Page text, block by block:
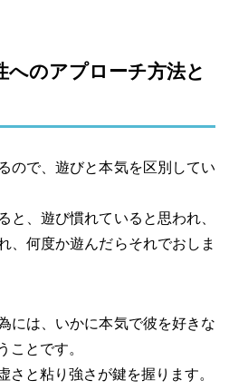
へのアプローチ方法と
ので、遊びと本気を区別してい
と、遊び慣れていると思われ、
、何度か遊んだらそれでおしま
には、いかに本気で彼を好きな
ことです。
さと粘り強さが鍵を握ります。